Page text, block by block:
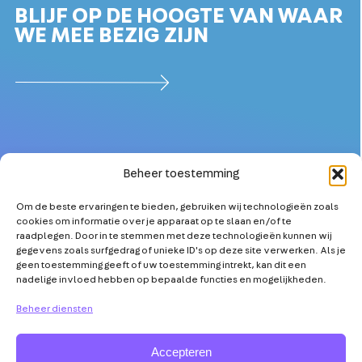
Beheer toestemming
Om de beste ervaringen te bieden, gebruiken wij technologieën zoals
cookies om informatie over je apparaat op te slaan en/of te
raadplegen. Door in te stemmen met deze technologieën kunnen wij
gegevens zoals surfgedrag of unieke ID's op deze site verwerken. Als je
geen toestemming geeft of uw toestemming intrekt, kan dit een
nadelige invloed hebben op bepaalde functies en mogelijkheden.
Beheer diensten
Accepteren
OVER
PARTNERS
NIEUWS
AGENDA
VRAAG & ANTWOORD
MEER TECHNICI
KETENSAMENWERKING
TECHNOLOGISCHE
INNOVATIE
BLIJF OP DE HOOGTE VAN WAAR
WE MEE BEZIG ZIJN